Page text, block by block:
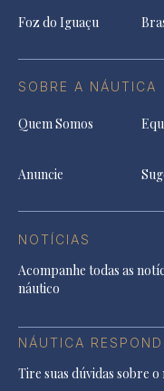
Foz do Iguaçu
SOBRE A NÁUTICA
Quem Somos
Anuncie
NOTÍCIAS
Acompanhe todas as
náutico
NÁUTICA
Tire suas dúvidas sobre